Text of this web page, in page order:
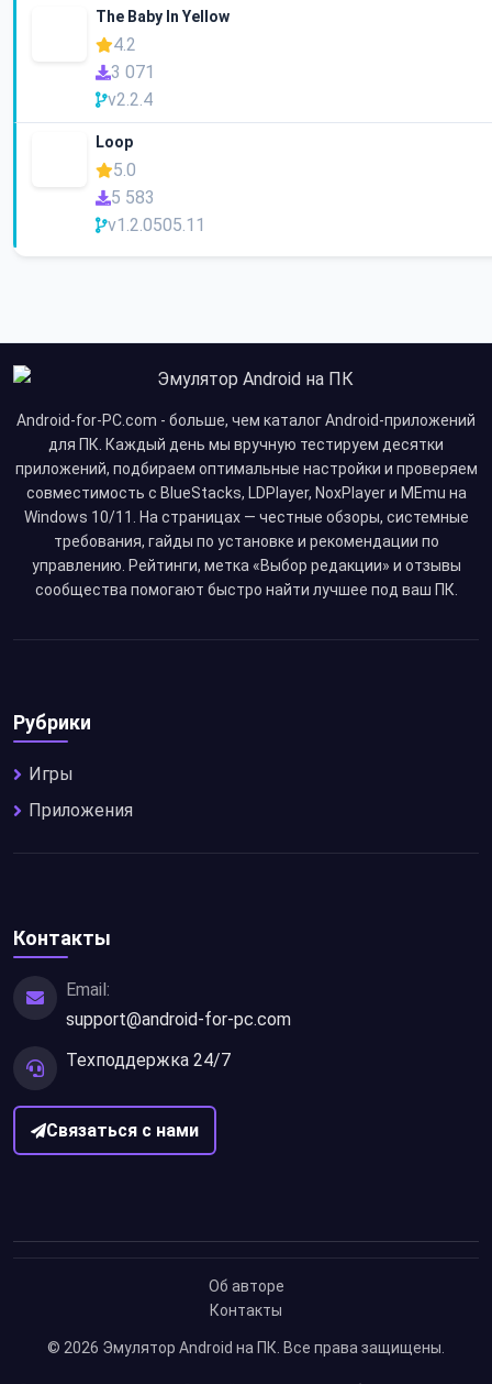
The Baby In Yellow
4.2
3 071
v2.2.4
Loop
5.0
5 583
v1.2.0505.11
Android-for-PC.com - больше, чем каталог Android-приложений
для ПК. Каждый день мы вручную тестируем десятки
приложений, подбираем оптимальные настройки и проверяем
совместимость с BlueStacks, LDPlayer, NoxPlayer и MEmu на
Windows 10/11. На страницах — честные обзоры, системные
требования, гайды по установке и рекомендации по
управлению. Рейтинги, метка «Выбор редакции» и отзывы
сообщества помогают быстро найти лучшее под ваш ПК.
Рубрики
Игры
Приложения
Контакты
Email:
support@android-for-pc.com
Техподдержка 24/7
Связаться с нами
Об авторе
Контакты
© 2026 Эмулятор Android на ПК. Все права защищены.